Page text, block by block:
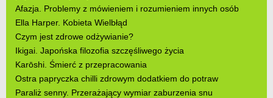
Afazja. Problemy z mówieniem i rozumieniem innych osób
Ella Harper. Kobieta Wielbłąd
Czym jest zdrowe odżywianie?
Ikigai. Japońska filozofia szczęśliwego życia
Karōshi. Śmierć z przepracowania
Ostra papryczka chilli zdrowym dodatkiem do potraw
Paraliż senny. Przerażający wymiar zaburzenia snu